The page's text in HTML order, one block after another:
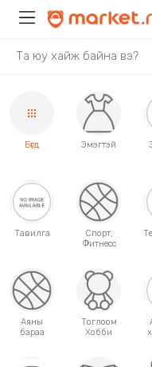
Бүгд Эмэгтэй
Тавилга
Спорт,
Фитнесс
Аяны
бараа
Тоглоом
Хобби